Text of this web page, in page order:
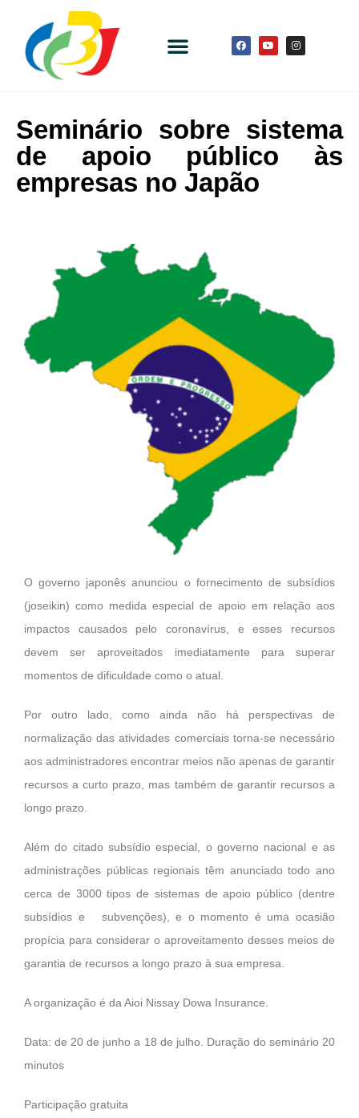
Seminário sobre sistema
de apoio público às
empresas no Japão
O governo japonês anunciou o fornecimento de subsídios
(joseikin) como medida especial de apoio em relação aos
impactos causados pelo coronavírus, e esses recursos
devem ser aproveitados imediatamente para superar
momentos de dificuldade como o atual.
Por outro lado, como ainda não há perspectivas de
normalização das atividades comerciais torna-se necessário
aos administradores encontrar meios não apenas de garantir
recursos a curto prazo, mas também de garantir recursos a
longo prazo.
Além do citado subsídio especial, o governo nacional e as
administrações públicas regionais têm anunciado todo ano
cerca de 3000 tipos de sistemas de apoio público (dentre
subsídios e subvenções), e o momento é uma ocasião
propícia para considerar o aproveitamento desses meios de
garantia de recursos a longo prazo à sua empresa.
A organização é da Aioi Nissay Dowa Insurance.
Data: de 20 de junho a 18 de julho. Duração do seminário 20
minutos
Participação gratuita